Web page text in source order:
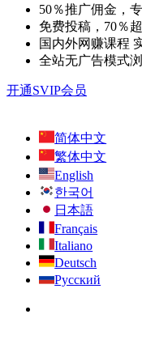
50％推广佣金，
免费投稿，70％
国内外网赚课程
全站无广告模式
开通SVIP会员
简体中文
繁体中文
English
한국어
日本語
Français
Italiano
Deutsch
Русский